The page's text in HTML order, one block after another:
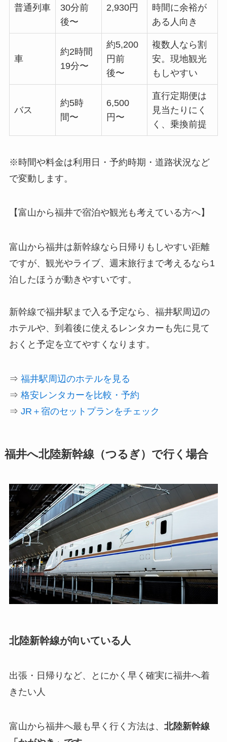
普通列車
30分前
後〜
2,930円
時間に余裕が
ある人向き
車
約2時間
19分〜
約5,200
円前
後〜
複数人なら割
安。現地観光
もしやすい
バス
約5時
間〜
6,500
円〜
直行定期便は
見当たりにく
く、乗換前提
※時間や料金は利用日・予約時期・道路状況など
で変動します。
【富山から福井で宿泊や観光も考えている方へ】
富山から福井は新幹線なら日帰りもしやすい距離
ですが、観光やライブ、週末旅行まで考えるなら1
泊したほうが動きやすいです。
新幹線で福井駅まで入る予定なら、福井駅周辺の
ホテルや、到着後に使えるレンタカーも先に見て
おくと予定を立てやすくなります。
⇒ 福井駅周辺のホテルを見る
⇒ 格安レンタカーを比較・予約
⇒ JR＋宿のセットプランをチェック
福井へ北陸新幹線（つるぎ）で行く場合
北陸新幹線が向いている人
出張・日帰りなど、とにかく早く確実に福井へ着
きたい人
富山から福井へ最も早く行く方法は、 北陸新幹線